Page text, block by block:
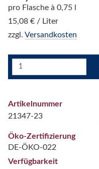
pro Flasche à 0,75 l
15,08 € / Liter
zzgl. Versandkosten
Artikelnummer
21347-23
Öko-Zertifizierung
DE-ÖKO-022
Verfügbarkeit